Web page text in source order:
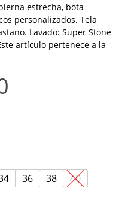
estrecha, bota
personalizados. Tela
Lavado: Super Stone
artículo pertenece a la
36 38 40